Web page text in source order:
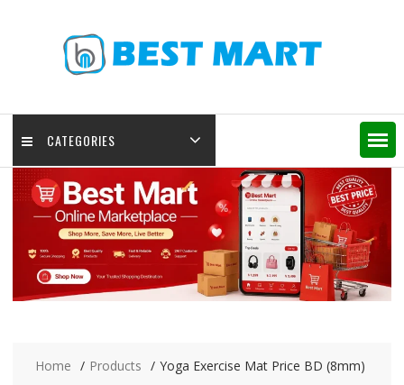
CATEGORIES
Home Products Yoga Exercise Mat Price BD (8mm)